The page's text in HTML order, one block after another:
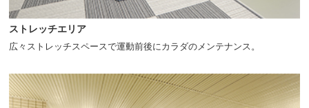
ストレッチエリア
広々ストレッチスペースで運動前後にカラダのメンテナンス。